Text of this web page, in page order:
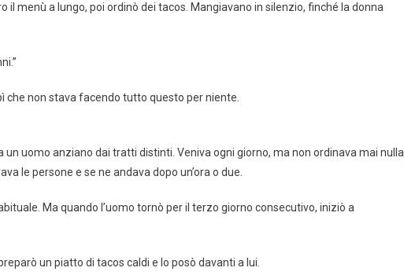
il menù a lungo, poi ordinò dei tacos. Mangiavano in silenzio, finché la donna
che non stava facendo tutto questo per niente.
uomo anziano dai tratti distinti. Veniva ogni giorno, ma non ordinava mai nulla.
le persone e se ne andava dopo un’ora o due.
Ma quando l’uomo tornò per il terzo giorno consecutivo, iniziò a
un piatto di tacos caldi e lo posò davanti a lui.